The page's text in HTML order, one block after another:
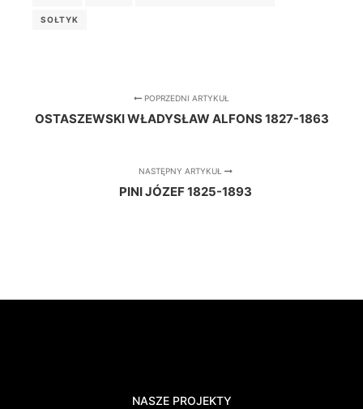
SOŁTYK
POPRZEDNI ARTYKUŁ
OSTASZEWSKI WŁADYSŁAW ALFONS 1827-1863
NASTĘPNY ARTYKUŁ
PINI JÓZEF 1825-1893
NASZE PROJEKTY